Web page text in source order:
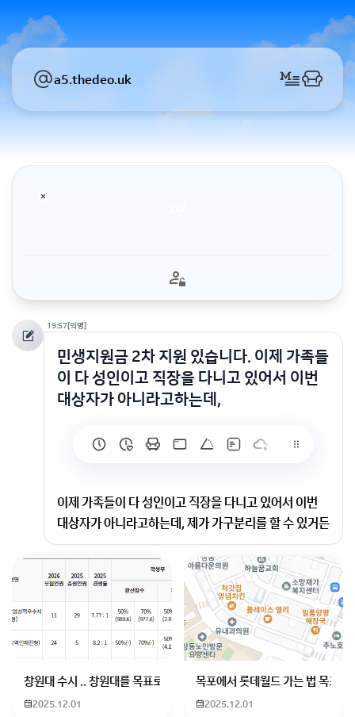
a5.thedeo.uk
19:57[익명]
민생지원금 2차 지원 있습니다. 이제 가족들
이 다 성인이고 직장을 다니고 있어서 이번
대상자가 아니라고하는데,
이제 가족들이 다 성인이고 직장을 다니고 있어서 이번
대상자가 아니라고하는데, 제가 가구분리를 할 수 있거든
요. 이번연도 3월부터 직장을 다니고 있고 제 월급에서
자동으로 건강보험료가 이체되어왔습니다. 회사 쪽에 생
활하고 있는 집은 다른 지역에 있어서 내일 22일에 온라
인으로 주소분리를 신청하고 가구분리를 한 상태에서 민
생지원금을 신청하면 받을 수 있을까요?홈페이지에서
조건을 읽어보는데 잘 모르겠어서 질문남깁니다.
현재 가족들과 함께 되어 있는 세대에서 분리해, 가구분
리 후 민생지원금 2차 신청을 고려 중이신
창원대 수시 .. 창원대를 목표로 하고 있는 09년생입니다 지금 제 내신이
2025.12.01
목포에서 롯데월드 가는 법 목포
2025.12.01